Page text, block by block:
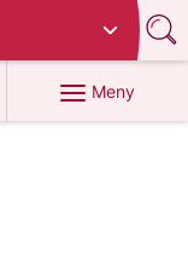
Meny